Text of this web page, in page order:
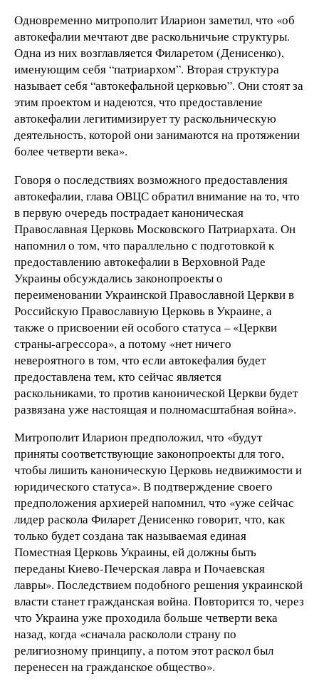
Одновременно митрополит Иларион заметил, что «об
автокефалии мечтают две раскольничьие структуры.
Одна из них возглавляется Филаретом (Денисенко),
именующим себя “патриархом”. Вторая структура
называет себя “автокефальной церковью”. Они стоят за
этим проектом и надеются, что предоставление
автокефалии легитимизирует ту раскольническую
деятельность, которой они занимаются на протяжении
более четверти века».
Говоря о последствиях возможного предоставления
автокефалии, глава ОВЦС обратил внимание на то, что
в первую очередь пострадает каноническая
Православная Церковь Московского Патриархата. Он
напомнил о том, что параллельно с подготовкой к
предоставлению автокефалии в Верховной Раде
Украины обсуждались законопроекты о
переименовании Украинской Православной Церкви в
Российскую Православную Церковь в Украине, а
также о присвоении ей особого статуса – «Церкви
страны-агрессора», а потому «нет ничего
невероятного в том, что если автокефалия будет
предоставлена тем, кто сейчас является
раскольниками, то против канонической Церкви будет
развязана уже настоящая и полномасштабная война».
Митрополит Иларион предположил, что «будут
приняты соответствующие законопроекты для того,
чтобы лишить каноническую Церковь недвижимости и
юридического статуса». В подтверждение своего
предположения архиерей напомнил, что «уже сейчас
лидер раскола Филарет Денисенко говорит, что, как
только будет создана так называемая единая
Поместная Церковь Украины, ей должны быть
переданы Киево-Печерская лавра и Почаевская
лавры». Последствием подобного решения украинской
власти станет гражданская война. Повторится то, через
что Украина уже проходила больше четверти века
назад, когда «сначала раскололи страну по
религиозному принципу, а потом этот раскол был
перенесен на гражданское общество».